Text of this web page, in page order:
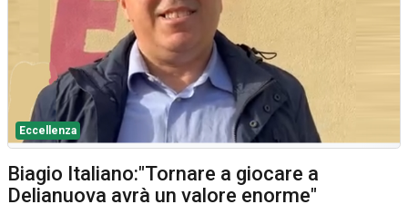
Eccellenza
Biagio Italiano:"Tornare a giocare a
Delianuova avrà un valore enorme"